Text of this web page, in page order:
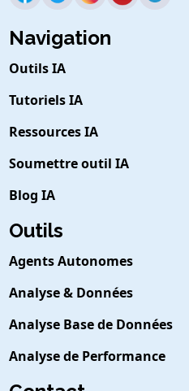
Navigation
Outils IA
Tutoriels IA
Ressources IA
Soumettre outil IA
Blog IA
Outils
Agents Autonomes
Analyse & Données
Analyse Base de Données
Analyse de Performance